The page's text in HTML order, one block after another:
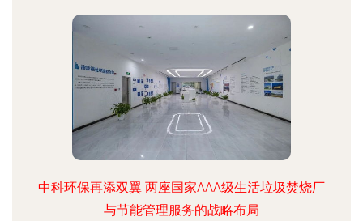
中科环保再添双翼 两座国家AAA级生活垃圾焚烧厂
与节能管理服务的战略布局